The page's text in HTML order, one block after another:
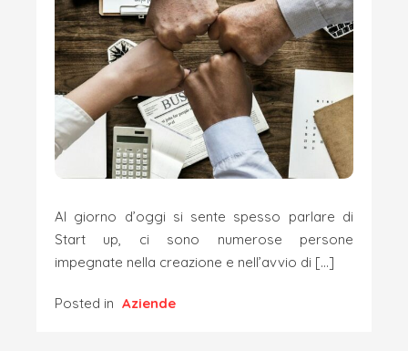
Al giorno d’oggi si sente spesso parlare di
Start up, ci sono numerose persone
impegnate nella creazione e nell’avvio di […]
Posted in Aziende